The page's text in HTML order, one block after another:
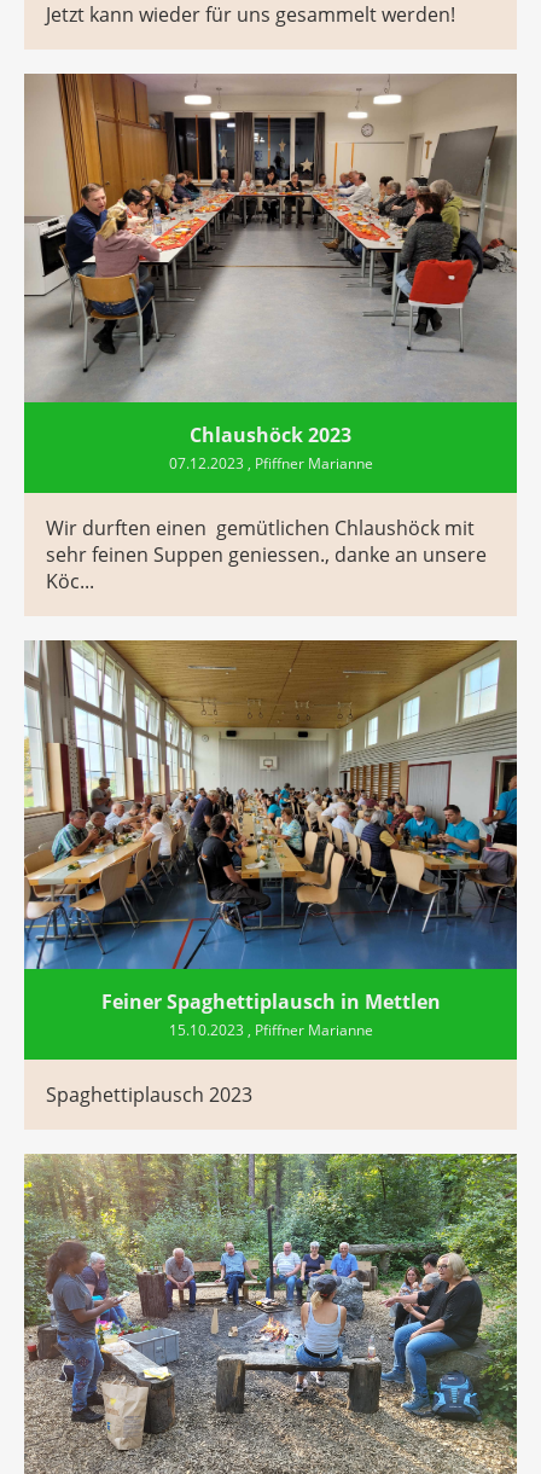
Jetzt kann wieder für uns gesammelt werden!
Chlaushöck 2023
07.12.2023 , Pfiffner Marianne
Wir durften einen gemütlichen Chlaushöck mit
sehr feinen Suppen geniessen., danke an unsere
Köc...
Feiner Spaghettiplausch in Mettlen
15.10.2023 , Pfiffner Marianne
Spaghettiplausch 2023